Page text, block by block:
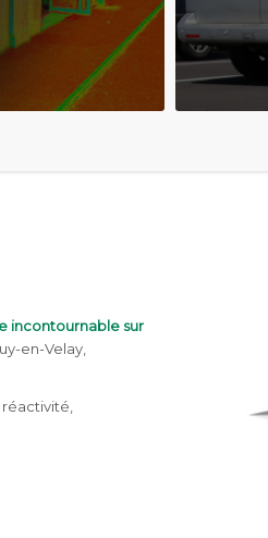
incontournable sur
en-Velay,
réactivité,